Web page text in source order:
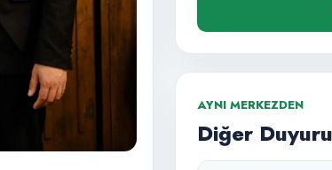
AYNI MERKEZDEN
Diğer